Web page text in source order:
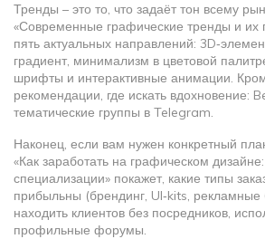
Тренды – это то, что задаёт тон всему
«Современные графические тренды и их
пять актуальных направлений:
градиент, минимализм в цветовой
шрифты и интерактивные анимации.
рекомендации, где искать вдохновение:
тематические группы в Telegram.
Наконец, если вам нужен конкретный
«Как заработать на графическом
специализации» покажет, какие типы
прибыльны (брендинг, UI‑kits, рекламные
находить клиентов без посредников,
профильные форумы.